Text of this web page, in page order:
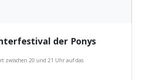
der Ponys
zwischen 20 und 21 Uhr auf das